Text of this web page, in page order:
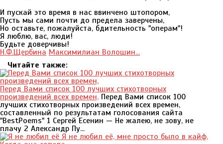
И пускай это время в нас ввинчено штопором,
Пусть мы сами почти до предела заверчены,
Но оставьте, пожалуйста, бдительность "операм"!
Я люблю, вас, люди!
Будьте доверчивы!
Н.Ф.Щербина Максимилиан Волошин...
Читайте также:
Перед Вами список 100 лучших стихотворных
произведений всех времен, Перед Вами список 100
лучших стихотворных произведений всех времен,
составленный по результатам голосования сайта
"BestPoems" 1 Сергей Есенин — Не жалею, не зову, не
плачу 2 Александр Пу...